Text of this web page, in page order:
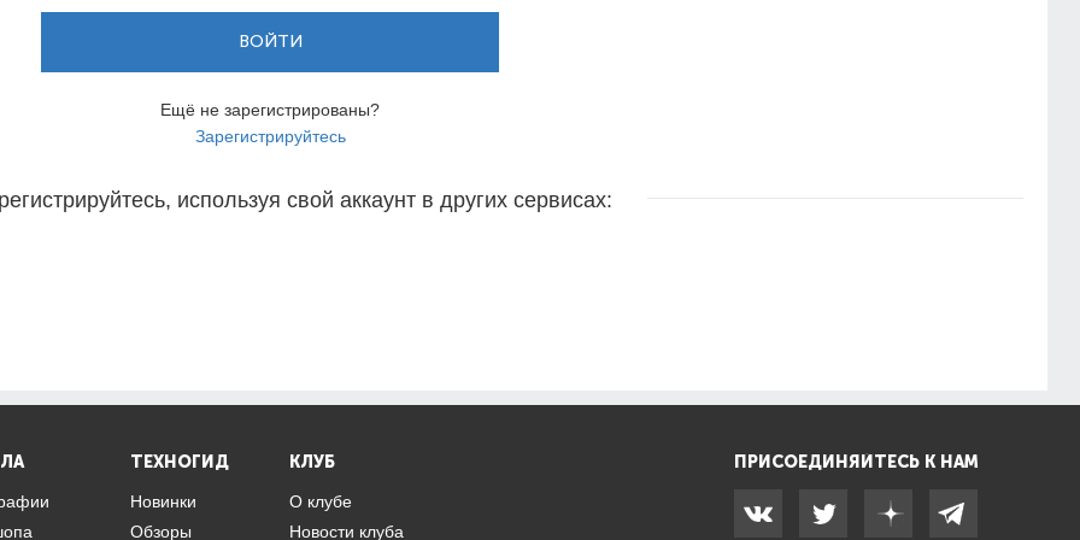
ВОЙТИ
Ещё не зарегистрированы?
Зарегистрируйтесь
используя свой аккаунт в других сервисах:
ТЕХНОГИД
Новинки
Обзоры
КЛУБ
О клубе
Новости клуба
ПРИСОЕДИНЯЙТЕСЬ К НАМ